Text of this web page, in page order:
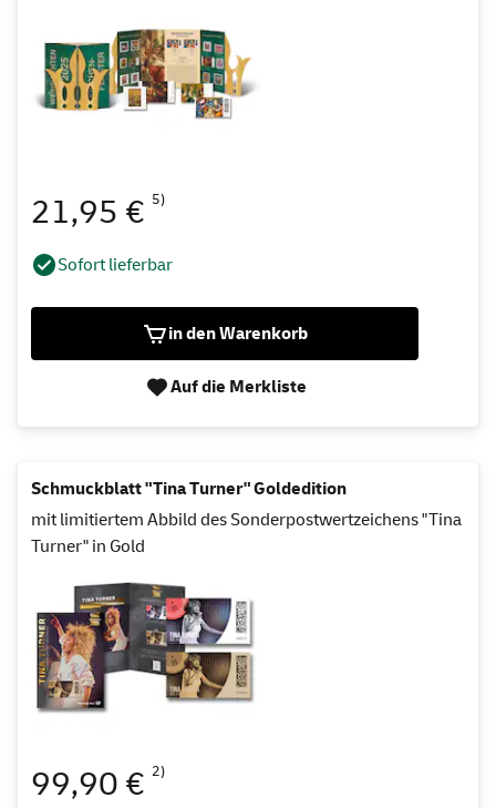
21,95 € 5)
Sofort lieferbar
in den Warenkorb
Auf die Merkliste
Schmuckblatt "Tina Turner" Goldedition
mit limitiertem Abbild des Sonderpostwertzeichens "Tina
Turner" in Gold
99,90 € 2)